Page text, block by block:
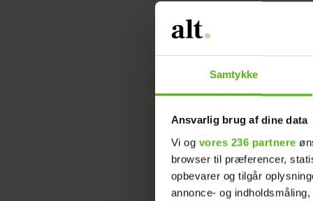
Samtykke
Ansvarlig brug af dine data
Vi og vores 236 partnere
browser til præferencer,
opbevarer og tilgår
annonce- og
Læs
- En lille
endnu
fortælle